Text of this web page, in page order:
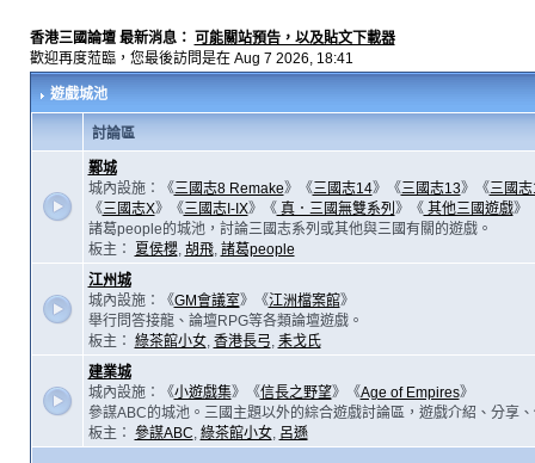
香港三國論壇 最新消息： 可能關站預告，以及貼文下載器
歡迎再度蒞臨，您最後訪問是在 Aug 7 2026, 18:41
遊戲城池
討論區
鄴城
城內設施：《三國志8 Remake》《三國志14》《三國志13》《三國
《三國志X》《三國志I-IX》《真．三國無雙系列 》《其他三國遊戲》
諸葛people的城池，討論三國志系列或其他與三國有關的遊戲。
板主：
夏侯櫻, 胡飛, 諸葛people
江州城
城內設施：《GM會議室》《江洲檔案館》
舉行問答接龍、論壇RPG等各類論壇遊戲。
板主： 綠茶館小女, 香港長弓, 耒戈氏
建業城
城內設施：《小遊戲集》《信長之野望》《Age of Empires》
參謀ABC的城池。三國主題以外的綜合遊戲討論區，遊戲介紹、分享
板主： 參謀ABC, 綠茶館小女, 呂遜